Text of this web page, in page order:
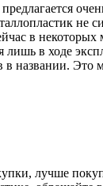
не
в
в ходе
названии. Это
лучше